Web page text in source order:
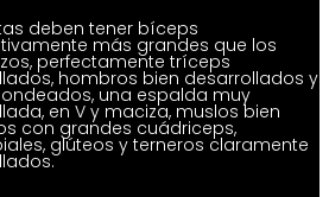
deben tener bíceps
más grandes que los
perfectamente tríceps
hombros bien desarrollados y
una espalda muy
en V y maciza, muslos bien
con grandes cuádriceps,
glúteos y terneros claramente